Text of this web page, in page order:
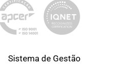
Sistema de Gestão